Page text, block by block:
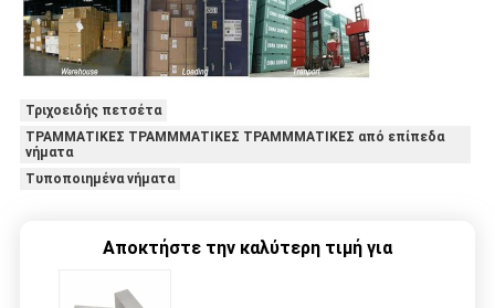
Τριχοειδής πετσέτα
ΤΡΑΜΜΑΤΙΚΕΣ ΤΡΑΜΜΜΑΤΙΚΕΣ ΤΡΑΜΜΜΑΤΙΚΕΣ από επίπεδα
νήματα
Τυποποιημένα νήματα
Αποκτήστε την καλύτερη τιμή για